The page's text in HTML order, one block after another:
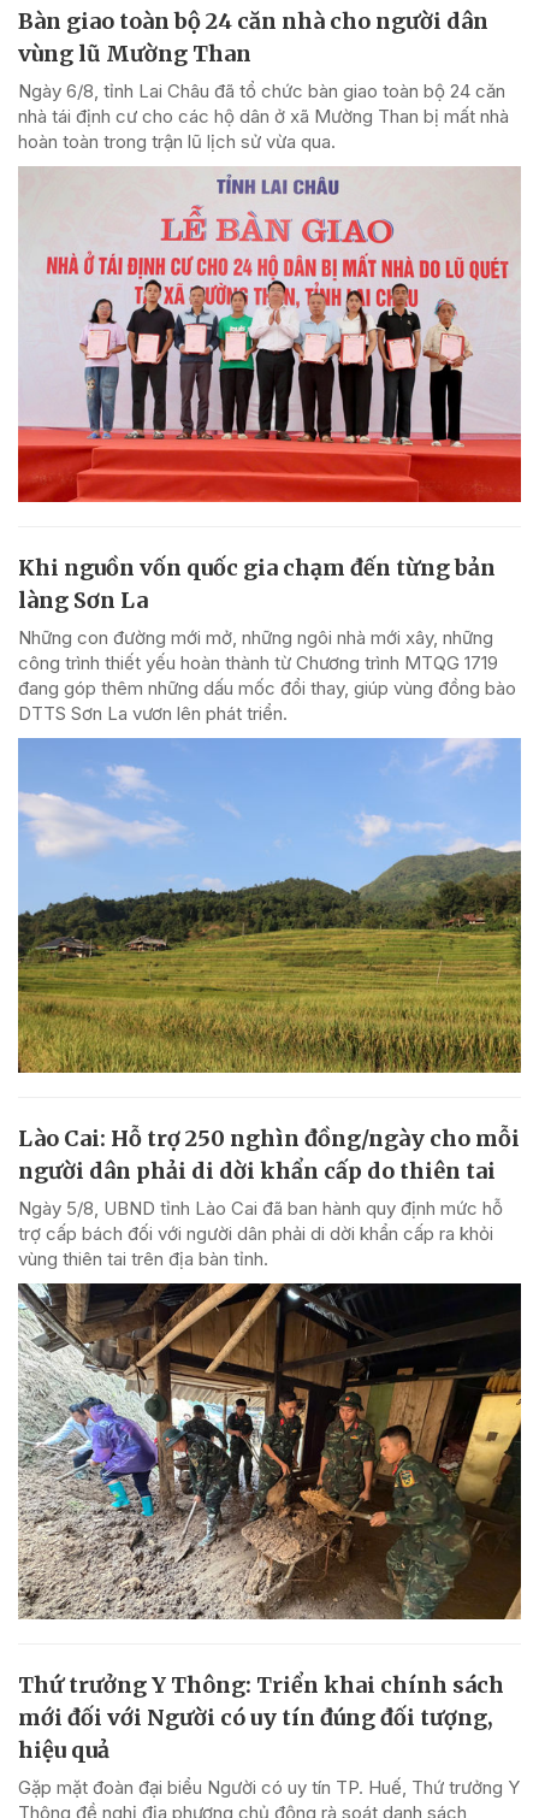
Bàn giao toàn bộ 24 căn nhà cho người dân
vùng lũ Mường Than
Ngày 6/8, tỉnh Lai Châu đã tổ chức bàn giao toàn bộ 24 căn
nhà tái định cư cho các hộ dân ở xã Mường Than bị mất nhà
hoàn toàn trong trận lũ lịch sử vừa qua.
Khi nguồn vốn quốc gia chạm đến từng bản
làng Sơn La
Những con đường mới mở, những ngôi nhà mới xây, những
công trình thiết yếu hoàn thành từ Chương trình MTQG 1719
đang góp thêm những dấu mốc đổi thay, giúp vùng đồng bào
DTTS Sơn La vươn lên phát triển.
Lào Cai: Hỗ trợ 250 nghìn đồng/ngày cho mỗi
người dân phải di dời khẩn cấp do thiên tai
Ngày 5/8, UBND tỉnh Lào Cai đã ban hành quy định mức hỗ
trợ cấp bách đối với người dân phải di dời khẩn cấp ra khỏi
vùng thiên tai trên địa bàn tỉnh.
Thứ trưởng Y Thông: Triển khai chính sách
mới đối với Người có uy tín đúng đối tượng,
hiệu quả
Gặp mặt đoàn đại biểu Người có uy tín TP. Huế, Thứ trưởng Y
Thông đề nghị địa phương chủ động rà soát danh sách,